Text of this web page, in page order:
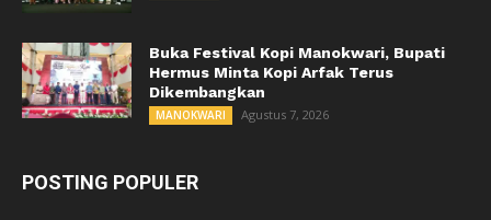
Buka Festival Kopi Manokwari, Bupati
Hermus Minta Kopi Arfak Terus
Dikembangkan
MANOKWARI Agustus 7, 2026
POSTING POPULER